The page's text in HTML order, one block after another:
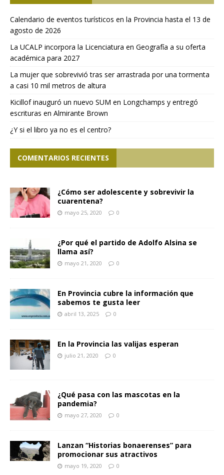
Calendario de eventos turísticos en la Provincia hasta el 13 de
agosto de 2026
La UCALP incorpora la Licenciatura en Geografía a su oferta
académica para 2027
La mujer que sobrevivió tras ser arrastrada por una tormenta
a casi 10 mil metros de altura
Kicillof inauguró un nuevo SUM en Longchamps y entregó
escrituras en Almirante Brown
¿Y si el libro ya no es el centro?
COMENTARIOS RECIENTES
¿Cómo ser adolescente y sobrevivir la
cuarentena?
mayo 25, 2020 0
¿Por qué el partido de Adolfo Alsina se
llama así?
mayo 21, 2020 0
En Provincia cubre la información que
sabemos te gusta leer
abril 13, 2025 0
En la Provincia las valijas esperan
julio 21, 2020 0
¿Qué pasa con las mascotas en la
pandemia?
mayo 27, 2020 0
Lanzan “Historias bonaerenses” para
promocionar sus atractivos
mayo 19, 2020 0